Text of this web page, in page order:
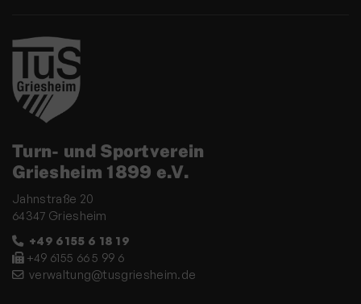
Turn- und Sportverein
Griesheim 1899 e.V.
Jahnstraße 20
64347 Griesheim
+49 6155 6 18 19
+49 6155 66 5 99 6
verwaltung@tusgriesheim.de